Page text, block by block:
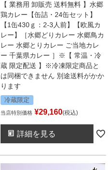
【 業務用 卸販売 送料無料 】水郷
鶏カレー【缶詰・24缶セット】
【1缶430ｇ：2-3人前】【欧風カ
レー】［水郷どりカレー 水郷鳥カ
レー 水郷とりカレー ご当地カレ
ー 千葉県カレー ］※【 常温・冷
蔵 限定配送 】※冷凍限定商品と
は同梱できません 別途送料がかか
ります
冷蔵限定
当店特別価格 ¥29,160 税込
詳細を見る